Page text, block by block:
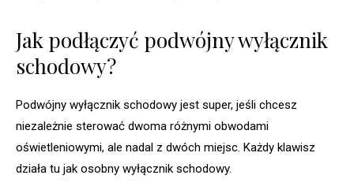
Jak podłączyć podwójny wyłącznik
schodowy?
Podwójny wyłącznik schodowy jest super, jeśli chcesz
niezależnie sterować dwoma różnymi obwodami
oświetleniowymi, ale nadal z dwóch miejsc. Każdy klawisz
działa tu jak osobny wyłącznik schodowy.